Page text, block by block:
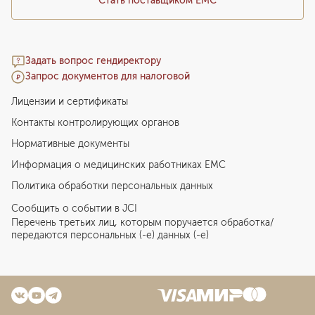
Задать вопрос гендиректору
Запрос документов для налоговой
Лицензии и сертификаты
Контакты контролирующих органов
Нормативные документы
Информация о медицинских работниках EMC
Политика обработки персональных данных
Сообщить о событии в JCI
Перечень третьих лиц, которым поручается обработка/
передаются персональных (-е) данных (-е)